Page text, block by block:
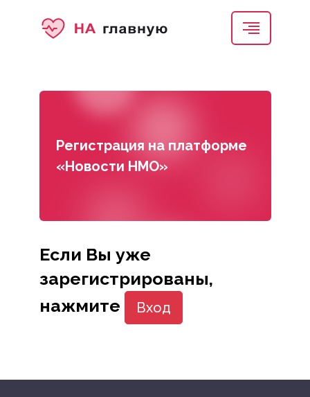
Регистрация на платформе
«Новости НМО»
Если Вы уже
зарегистрированы,
нажмите
Вход